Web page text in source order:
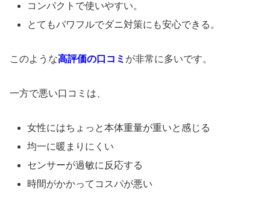
コンパクトで使いやすい。
とてもパワフルでダニ対策にも安心できる。
このような高評価の口コミ が非常に多いです。
一方で悪い口コミ は、
女性にはちょっと本体重量が重いと感じる
均一に暖まりにくい
センサーが過敏に反応する
時間がかかってコスパが悪い